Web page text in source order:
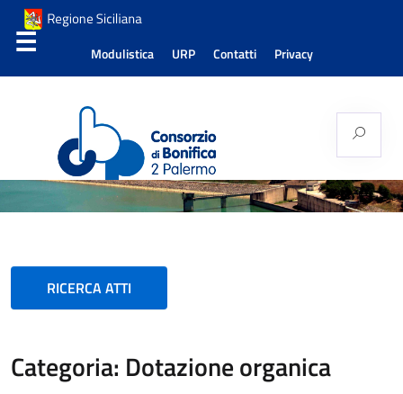
Modulistica URP Contatti Privacy
Palermo 2
RICERCA ATTI
Categoria: Dotazione organica